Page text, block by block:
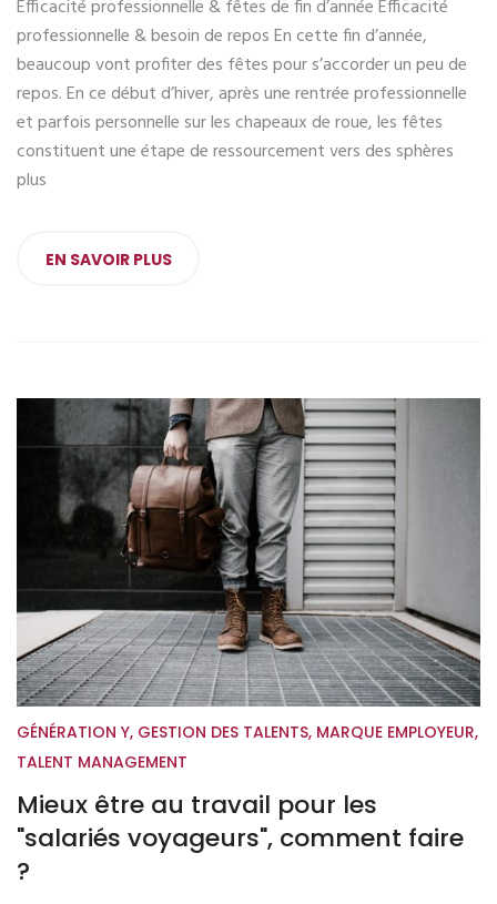
Efficacité professionnelle & fêtes de fin d’année Efficacité
professionnelle & besoin de repos En cette fin d’année,
beaucoup vont profiter des fêtes pour s’accorder un peu de
repos. En ce début d’hiver, après une rentrée professionnelle
et parfois personnelle sur les chapeaux de roue, les fêtes
constituent une étape de ressourcement vers des sphères
plus
EN SAVOIR PLUS
GÉNÉRATION Y, GESTION DES TALENTS, MARQUE EMPLOYEUR,
TALENT MANAGEMENT
Mieux être au travail pour les
"salariés voyageurs", comment faire
?